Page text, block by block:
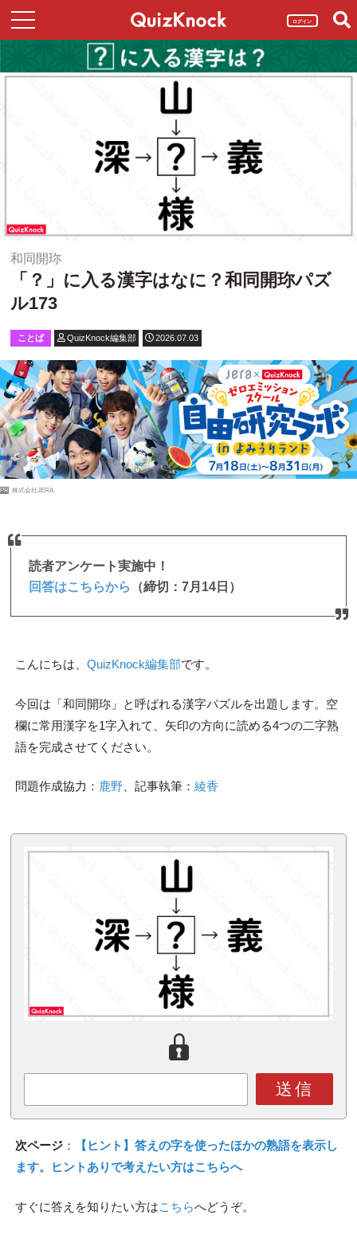
ログイン
和同開珎
「？」に入る漢字はなに？和同開珎パズ
ル173
ことば QuizKnock編集部 2026.07.03
PR 株式会社JERA
読者アンケート実施中！
回答はこちらから
（締切：7月14日）
こんにちは、 QuizKnock編集部です。
今回は「和同開珎」と呼ばれる漢字パズルを出題します。空
欄に常用漢字を1字入れて、矢印の方向に読める4つの二字熟
語を完成させてください。
問題作成協力： 鹿野、記事執筆： 綾香
送信
次ページ：
【ヒント】答えの字を使ったほかの熟語を表示し
ます。ヒントありで考えたい方はこちらへ
すぐに答えを知りたい方はこちらへどうぞ。